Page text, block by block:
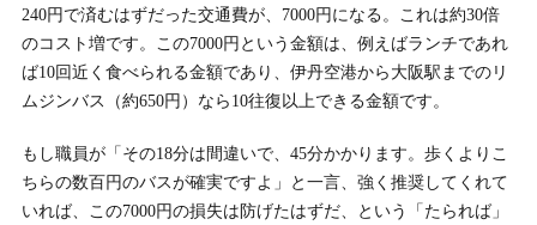
240円で済むはずだった交通費が、7000円になる。これは約30倍
のコスト増です。この7000円という金額は、例えばランチであれ
ば10回近く食べられる金額であり、伊丹空港から大阪駅までのリ
ムジンバス（約650円）なら10往復以上できる金額です。
もし職員が「その18分は間違いで、45分かかります。歩くよりこ
ちらの数百円のバスが確実ですよ」と一言、強く推奨してくれて
いれば、この7000円の損失は防げたはずだ、という「たられば」